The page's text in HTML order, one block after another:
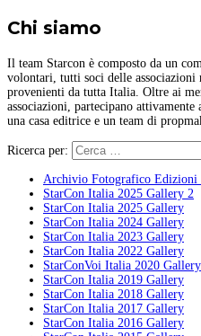
Chi siamo
Il team Starcon è composto da un
volontari, tutti soci delle
provenienti da tutta Italia. Oltre ai
associazioni, partecipano attivamente
una casa editrice e un team di
Ricerca per:
Archivio Fotografico Edizioni
StarCon Italia 2025 Gallery 2
StarCon Italia 2025 Gallery
StarCon Italia 2024 Gallery
StarCon Italia 2023 Gallery
StarCon Italia 2022 Gallery
StarConVoi Italia 2020 Gallery
StarCon Italia 2019 Gallery
StarCon Italia 2018 Gallery
StarCon Italia 2017 Gallery
StarCon Italia 2016 Gallery